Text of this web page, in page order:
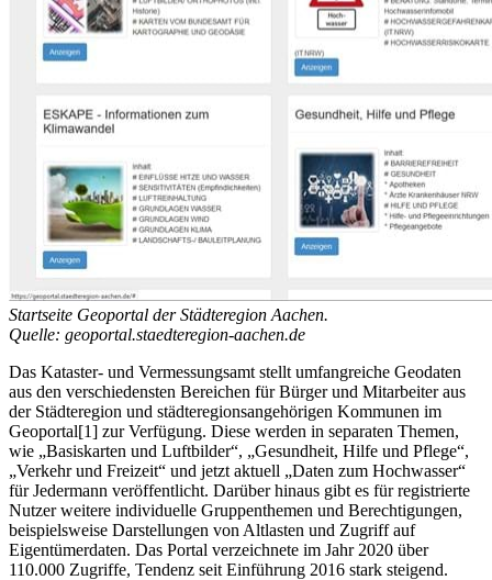
Startseite Geoportal der Städteregion Aachen.
Quelle: geoportal.staedteregion-aachen.de
Das Kataster- und Vermessungsamt stellt umfangreiche Geodaten
aus den verschiedensten Bereichen für Bürger und Mitarbeiter aus
der Städteregion und städteregionsangehörigen Kommunen im
Geoportal[1] zur Verfügung. Diese werden in separaten Themen,
wie „Basiskarten und Luftbilder“, „Gesundheit, Hilfe und Pflege“,
„Verkehr und Freizeit“ und jetzt aktuell „Daten zum Hochwasser“
für Jedermann veröffentlicht. Darüber hinaus gibt es für registrierte
Nutzer weitere individuelle Gruppenthemen und Berechtigungen,
beispielsweise Darstellungen von Altlasten und Zugriff auf
Eigentümerdaten. Das Portal verzeichnete im Jahr 2020 über
110.000 Zugriffe, Tendenz seit Einführung 2016 stark steigend.